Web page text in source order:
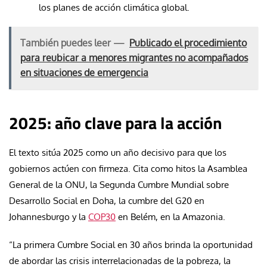
los planes de acción climática global.
También puedes leer — Publicado el procedimiento
para reubicar a menores migrantes no acompañados
en situaciones de emergencia
2025: año clave para la acción
El texto sitúa 2025 como un año decisivo para que los
gobiernos actúen con firmeza. Cita como hitos la Asamblea
General de la ONU, la Segunda Cumbre Mundial sobre
Desarrollo Social en Doha, la cumbre del G20 en
Johannesburgo y la COP30 en Belém, en la Amazonia.
“La primera Cumbre Social en 30 años brinda la oportunidad
de abordar las crisis interrelacionadas de la pobreza, la